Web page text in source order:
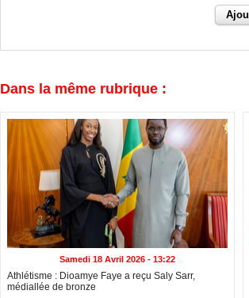
Dans la même rubrique :
Samedi 18 Avril 2026 - 13:22
Athlétisme : Dioamye Faye a reçu Saly Sarr,
médiallée de bronze